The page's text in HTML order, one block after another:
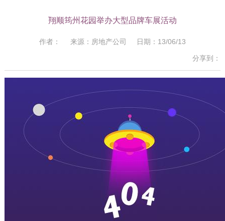
翔顺筠州花园举办大型品牌车展活动
作者： 来源：房地产公司 日期：13/06/13
分享到：